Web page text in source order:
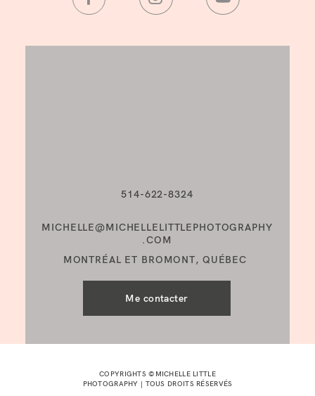
514-622-8324
MICHELLE@MICHELLELITTLEPHOTOGRAPHY
.COM
MONTRÉAL ET BROMONT, QUÉBEC
Me contacter
COPYRIGHTS ©MICHELLE LITTLE
PHOTOGRAPHY | TOUS DROITS RÉSERVÉS